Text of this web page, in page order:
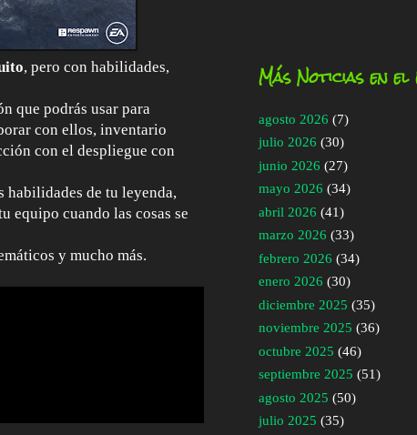
, pero con habilidades,
que podrás usar para
con ellos, inventario
con el despliegue con
habilidades de tu leyenda,
equipo cuando las cosas se
y mucho más.
Más Noticias en
agosto 2026 (7)
julio 2026 (30)
junio 2026 (27)
mayo 2026 (34)
abril 2026 (41)
marzo 2026 (33)
febrero 2026 (34)
enero 2026 (30)
diciembre 2025 (35)
noviembre 2025 (36)
octubre 2025 (46)
septiembre 2025 (51)
agosto 2025 (50)
julio 2025 (35)